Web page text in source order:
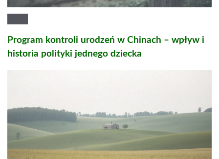
Program kontroli urodzeń w Chinach – wpływ i
historia polityki jednego dziecka